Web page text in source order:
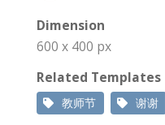
Dimension
600 x 400 px
Related Templates
教师节 谢谢